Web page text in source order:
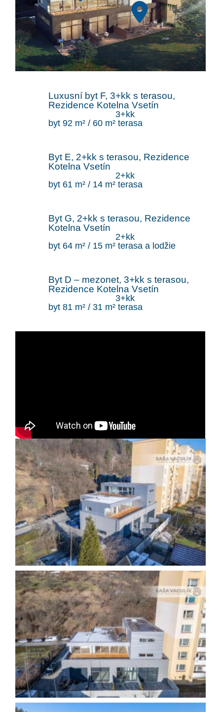
Luxusní byt F, 3+kk s terasou,
Rezidence Kotelna Vsetín
3+kk
byt 92 m² / 60 m² terasa
Byt E, 2+kk s terasou, Rezidence
Kotelna Vsetín
2+kk
byt 61 m² / 14 m² terasa
Byt G, 2+kk s terasou, Rezidence
Kotelna Vsetín
2+kk
byt 64 m² / 15 m² terasa a lodžie
Byt D – mezonet, 3+kk s terasou,
Rezidence Kotelna Vsetín
3+kk
byt 81 m² / 31 m² terasa